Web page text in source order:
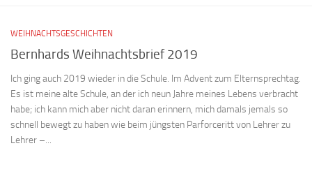
WEIHNACHTSGESCHICHTEN
Bernhards Weihnachtsbrief 2019
Ich ging auch 2019 wieder in die Schule. Im Advent zum Elternsprechtag.
Es ist meine alte Schule, an der ich neun Jahre meines Lebens verbracht
habe; ich kann mich aber nicht daran erinnern, mich damals jemals so
schnell bewegt zu haben wie beim jüngsten Parforceritt von Lehrer zu
Lehrer –...